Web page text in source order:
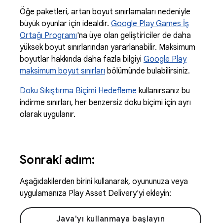
Öğe paketleri, artan boyut sınırlamaları nedeniyle
büyük oyunlar için idealdir. Google Play Games İş
Ortağı Programı'na üye olan geliştiriciler de daha
yüksek boyut sınırlarından yararlanabilir. Maksimum
boyutlar hakkında daha fazla bilgiyi Google Play
maksimum boyut sınırları bölümünde bulabilirsiniz.
Doku Sıkıştırma Biçimi Hedefleme kullanırsanız bu
indirme sınırları, her benzersiz doku biçimi için ayrı
olarak uygulanır.
Sonraki adım:
Aşağıdakilerden birini kullanarak, oyununuza veya
uygulamanıza Play Asset Delivery'yi ekleyin:
Java'yı kullanmaya başlayın